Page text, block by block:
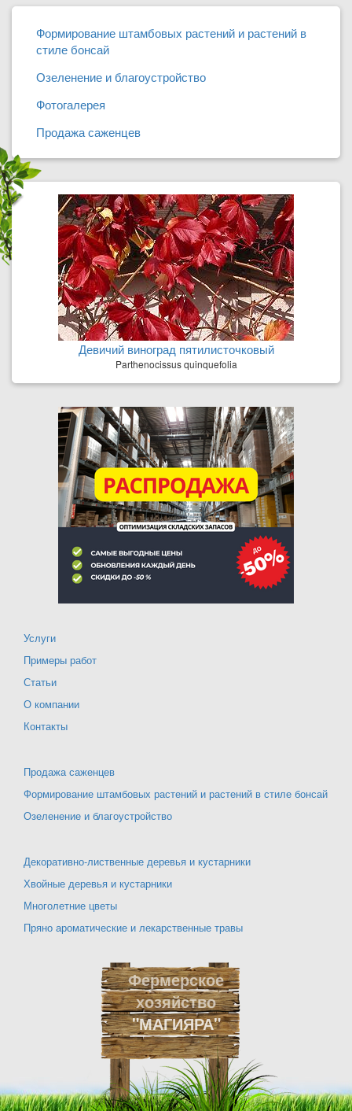
Формирование штамбовых растений и растений в
стиле бонсай
Озеленение и благоустройство
Фотогалерея
Продажа саженцев
Девичий виноград пятилисточковый
Parthenocissus quinquefolia
Услуги
Примеры работ
Статьи
О компании
Контакты
Продажа саженцев
Формирование штамбовых растений и растений в стиле бонсай
Озеленение и благоустройство
Декоративно-лиственные деревья и кустарники
Хвойные деревья и кустарники
Многолетние цветы
Пряно ароматические и лекарственные травы
Фермерское
хозяйство
"МАГИЯРА"